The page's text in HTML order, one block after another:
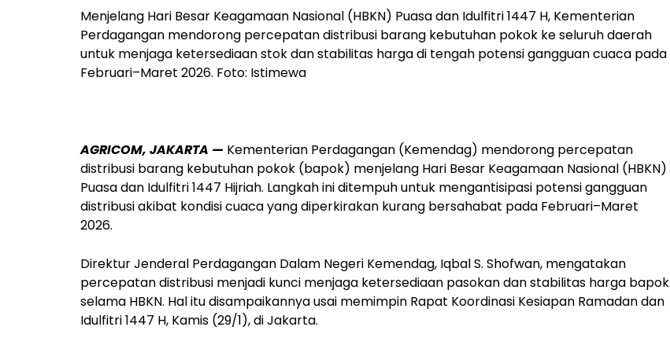
Menjelang Hari Besar Keagamaan Nasional (HBKN) Puasa dan Idulfitri 1447 H, Kementerian
Perdagangan mendorong percepatan distribusi barang kebutuhan pokok ke seluruh daerah
untuk menjaga ketersediaan stok dan stabilitas harga di tengah potensi gangguan cuaca pada
Februari–Maret 2026. Foto: Istimewa
AGRICOM, JAKARTA — Kementerian Perdagangan (Kemendag) mendorong percepatan
distribusi barang kebutuhan pokok (bapok) menjelang Hari Besar Keagamaan Nasional (HBKN)
Puasa dan Idulfitri 1447 Hijriah. Langkah ini ditempuh untuk mengantisipasi potensi gangguan
distribusi akibat kondisi cuaca yang diperkirakan kurang bersahabat pada Februari–Maret
2026.
Direktur Jenderal Perdagangan Dalam Negeri Kemendag, Iqbal S. Shofwan, mengatakan
percepatan distribusi menjadi kunci menjaga ketersediaan pasokan dan stabilitas harga bapok
selama HBKN. Hal itu disampaikannya usai memimpin Rapat Koordinasi Kesiapan Ramadan dan
Idulfitri 1447 H, Kamis (29/1), di Jakarta.